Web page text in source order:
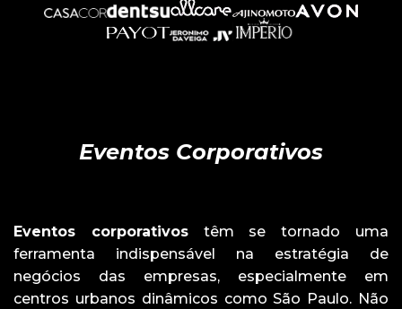
Eventos Corporativos
Eventos corporativostêm se tornado uma
ferramenta indispensável na estratégia de
negócios das empresas, especialmente em
centros urbanos dinâmicos como São Paulo. Não